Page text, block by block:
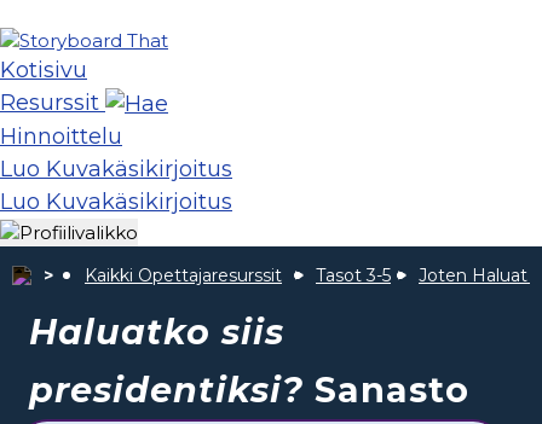
Kotisivu
Resurssit
Hinnoittelu
Luo Kuvakäsikirjoitus
Luo Kuvakäsikirjoitus
Kaikki Opettajaresurssit Tasot 3-5 Joten Haluat
Haluatko siis
presidentiksi? Sanasto